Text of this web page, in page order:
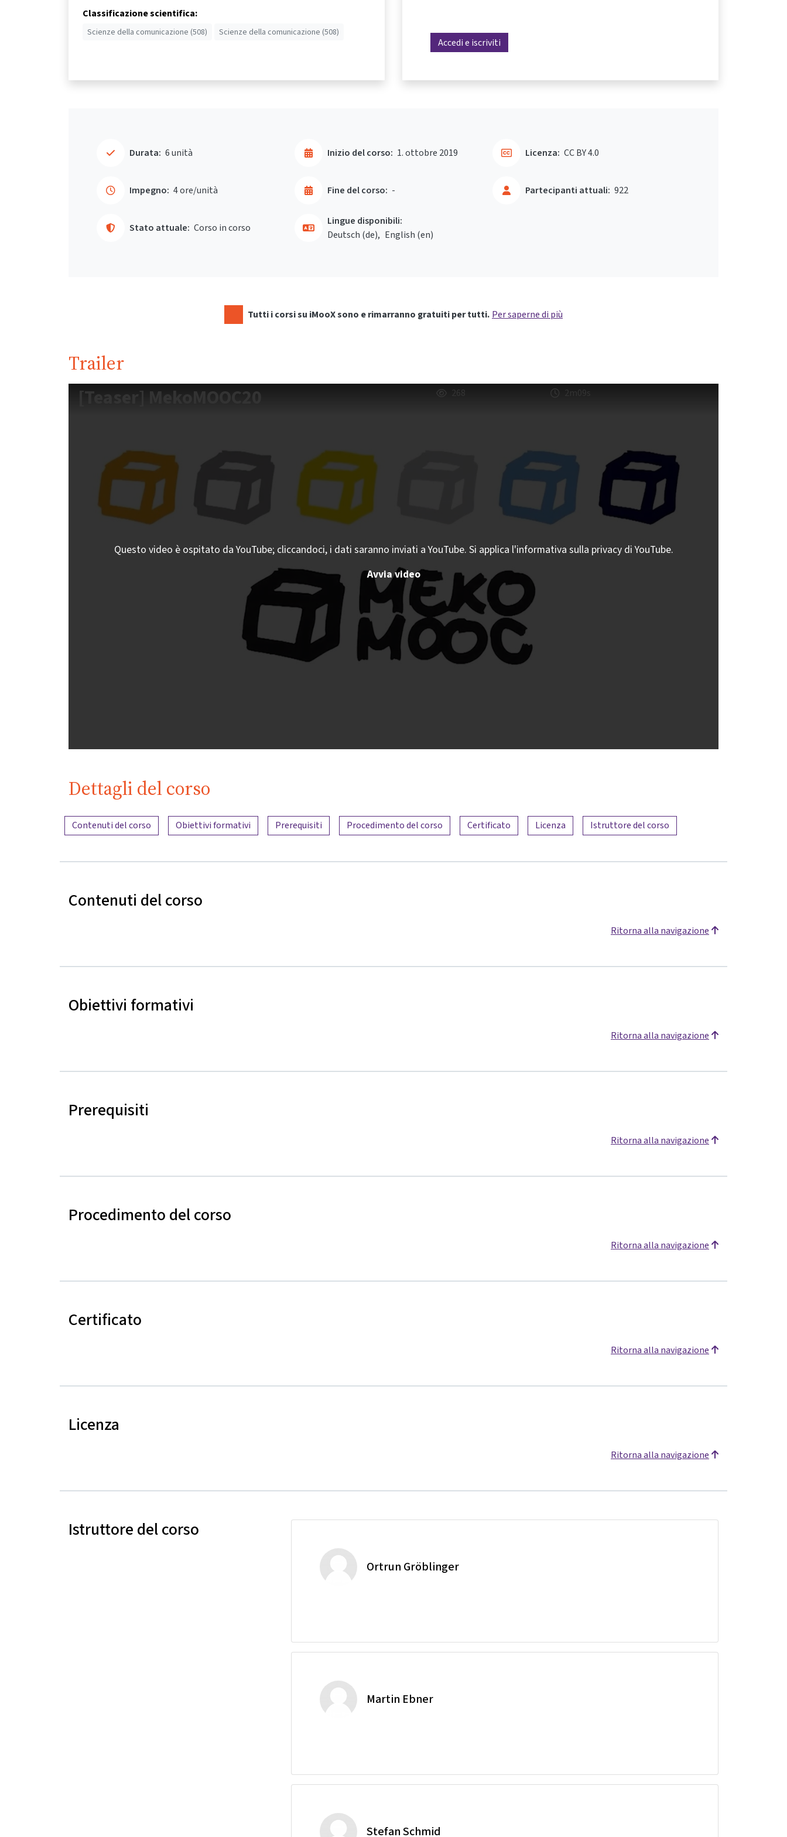
Classificazione scientifica:
Scienze della comunicazione (508) Scienze della comunicazione (508)
Accedi e iscriviti
Durata: 6 unità
Impegno: 4 ore/unità
Inizio del corso: 1. ottobre 2019
Fine del corso: -
Stato attuale: Corso in corso
Partecipanti attuali: 922
Licenza: CC BY 4.0
Lingue disponibili:
Deutsch ‎(de)‎
English ‎(en)‎
Tutti i corsi su iMooX sono e rimarranno gratuiti per tutti. Per saperne di più
Trailer
[Teaser] MekoMOOC20 268 2m09s
Questo video è ospitato da YouTube; cliccandoci, i dati saranno inviati a YouTube. Si applica l'informativa sulla privacy di YouTube.
Avvia video
Dettagli del corso
Panoramica dei contenuti
Contenuti del corso Obiettivi formativi Prerequisiti Procedimento del corso Certificato Licenza Istruttore del corso
Contenuti del corso
Ritorna alla navigazione
Obiettivi formativi
Ritorna alla navigazione
Prerequisiti
Ritorna alla navigazione
Procedimento del corso
Ritorna alla navigazione
Certificato
Ritorna alla navigazione
Licenza
Ritorna alla navigazione
Istruttore del corso
Ortrun Gröblinger
Martin Ebner
Stefan Schmid